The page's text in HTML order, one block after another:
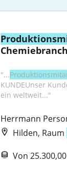
"...
KUNDEUnser
ein weltweit..."
Herrmann
Hilden, Raum
Von